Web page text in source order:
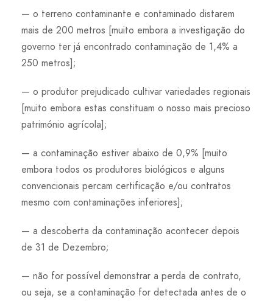
— o terreno contaminante e contaminado distarem
mais de 200 metros [muito embora a investigação do
governo ter já encontrado contaminação de 1,4% a
250 metros];
— o produtor prejudicado cultivar variedades regionais
[muito embora estas constituam o nosso mais precioso
património agrícola];
— a contaminação estiver abaixo de 0,9% [muito
embora todos os produtores biológicos e alguns
convencionais percam certificação e/ou contratos
mesmo com contaminações inferiores];
— a descoberta da contaminação acontecer depois
de 31 de Dezembro;
— não for possível demonstrar a perda de contrato,
ou seja, se a contaminação for detectada antes de o